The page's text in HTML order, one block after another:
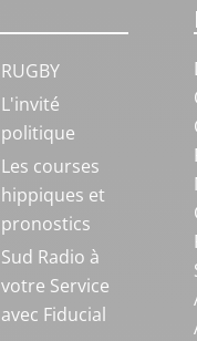
RUGBY
L'invité
politique
Les courses
hippiques et
pronostics
Sud Radio à
votre Service
avec Fiducial